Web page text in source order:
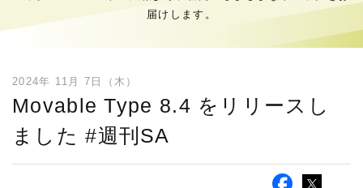
届けします。
2024年 11月 7日（木）
Movable Type 8.4 をリリースし
ました #週刊SA